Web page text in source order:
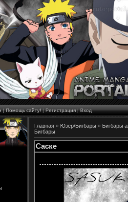
|Помощь сайту!|Регистрация|Вход
Главная » Юзер/Бигбары » Бигбары
Бигбары
Саске